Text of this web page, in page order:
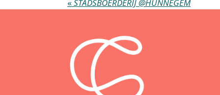
«STADSBOERDERIJ @HUNNEGEM